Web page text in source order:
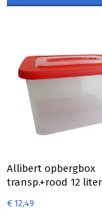
Allibert opbergbox
transp.+rood 12 liter
€ 12,49